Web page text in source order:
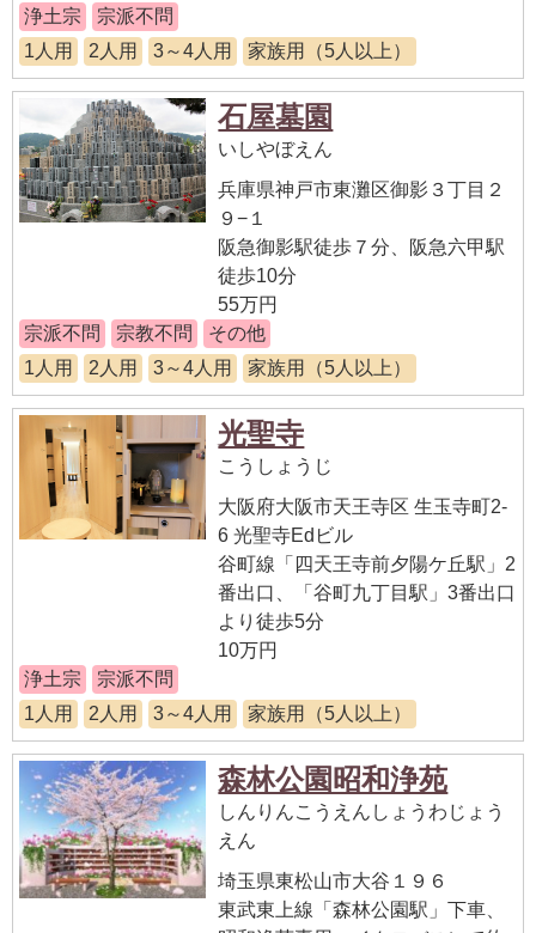
浄土宗
宗派不問
1人用
2人用 3～4人用 家族用（5人以上）
石屋墓園
いしやぼえん
兵庫県神戸市東灘区御影３丁目２
９−１
阪急御影駅徒歩７分、阪急六甲駅
徒歩10分
55万円
宗派不問
宗教不問
その他
1人用
2人用 3～4人用 家族用（5人以上）
光聖寺
こうしょうじ
大阪府大阪市天王寺区 生玉寺町2-
6 光聖寺Edビル
谷町線「四天王寺前夕陽ケ丘駅」2
番出口、「谷町九丁目駅」3番出口
より徒歩5分
10万円
浄土宗
宗派不問
1人用
2人用 3～4人用 家族用（5人以上）
森林公園昭和浄苑
しんりんこうえんしょうわじょう
えん
埼玉県東松山市大谷１９６
東武東上線「森林公園駅」下車、